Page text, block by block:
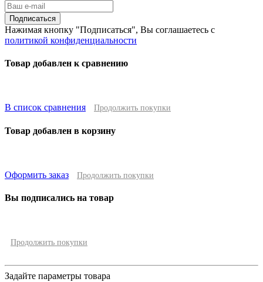
Подписаться
Нажимая кнопку "Подписаться", Вы соглашаетесь с
политикой конфиденциальности
Товар добавлен к сравнению
В список сравнения Продолжить покупки
Товар добавлен в корзину
Оформить заказ Продолжить покупки
Вы подписались на товар
Продолжить покупки
Задайте параметры товара